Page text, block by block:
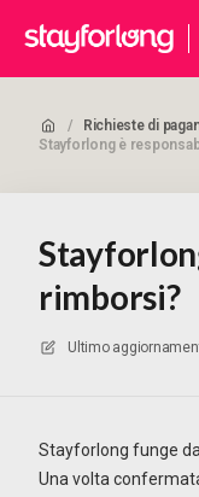
/ Richieste di
Stayforlong è
rimborsi?
Ultimo
Stayforlong funge
Una volta